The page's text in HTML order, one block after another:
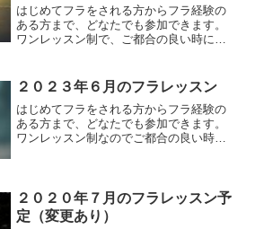
はじめてフラをされる方からフラ経験の
ある方まで、どなたでも参加できます。
ワンレッスン制で、ご都合の良い時に参
内容はいずれも、初級クラス（初心者～
初級）参加費は１レッスン...
２０２３年６月のフラレッスン
はじめてフラをされる方からフラ経験の
ある方まで、どなたでも参加できます。
ワンレッスン制なのでご都合の良い時
中級）があります。参加費は...
２０２０年７月のフラレッスン予
定（変更あり）